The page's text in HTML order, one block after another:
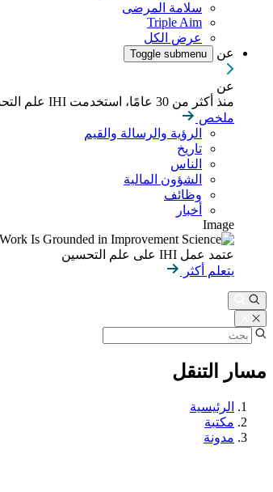
سلامة المرضى
Triple Aim
عرض الكل
عن
Toggle submenu
عن
منذ أكثر من 30 عامًا، استخدمت IHI علم التحسين لتطوير واستدامة نتائج أفضل في الصحة والرعاية الصحية في جميع أنحاء العالم.
ملخص
الرؤية والرسالة والقيم
تاريخ
الناس
الشؤون المالية
وظائف
أخبار
Image
عتمد عمل IHI على علم التحسين
يتعلم أكثر
مسار التنقل
الرئيسية
مكتبة
مدونة